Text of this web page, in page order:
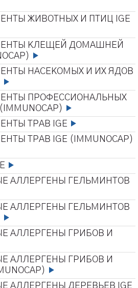
ЖИВОТНЫХ И ПТИЦ IGE
КЛЕЩЕЙ ДОМАШНЕЙ
НАСЕКОМЫХ И ИХ ЯДОВ
ПРОФЕССИОНАЛЬНЫХ
ТРАВ IGE
ТРАВ IGE (IMMUNOCAP)
АЛЛЕРГЕНЫ ГЕЛЬМИНТОВ
АЛЛЕРГЕНЫ ГЕЛЬМИНТОВ
АЛЛЕРГЕНЫ ГРИБОВ И
АЛЛЕРГЕНЫ ГРИБОВ И
АЛЛЕРГЕНЫ ДЕРЕВЬЕВ IGE